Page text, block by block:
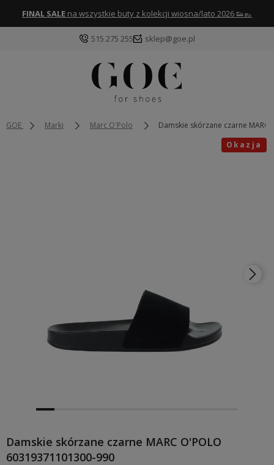
FINAL SALE na wszystkie buty z kolekcji wiosna/lato 2026 👟👞
515 275 255 sklep@goe.pl
GOE Marki Marc O'Polo
Damskie skórzane czarne
Okazja
Damskie skórzane czarne MARC O'POLO
60319371101300-990